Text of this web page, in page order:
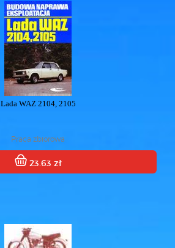
Lada WAZ 2104, 2105
Praca zbiorowa
23.63 zł